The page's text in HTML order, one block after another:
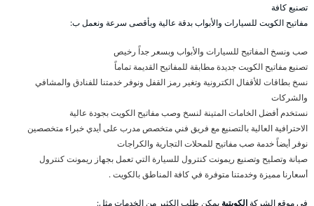
تصنيع كافة
مفاتيح الكويت للسيارات والأبواب بدقة عالية وبأقصى سرعة ونعمل ب:
صب ونسخ المفاتيح للسيارات والأبواب وبسعر جداً رخيص
تصنيع مفاتيح الكويت جديدة مطابقة للمفاتيح القديمة تماماً
نسخ بطاقات للأقفال الكترونية وتغير رمز القفل ونوفر خدمتنا للفنادق والمشافي
والشركات
نستخدم أفضل الخامات المتينة لنسخ وصب مفاتيح الكويت بجودة عالية
الاحترافية العالية بالتصنيع مع فريق فني متخصص مدرب على أيدي خبراء متخصصين
نوفر أيضاً خدمة صب مفاتيح للمحلات التجارية والكراجات
صيانة وتصليح وتصنيع ريمونت كنترول للسيارة التي تعمل بجهاز ريمونت كنترول
أسعارنا مميزة وخدمتنا متوفرة في كافة المناطق بالكويت .
في موقع الشركةالكويتية يمكن طلب الكثير من الخدمات مثل: